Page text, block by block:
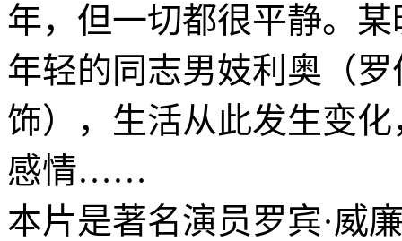
年，但一切都很平静。
年轻的同志男妓利奥（罗
饰），生活从此发生变
感情……
本片是著名演员罗宾·威